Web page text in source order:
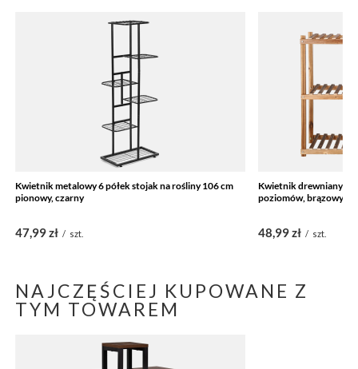
Kwietnik metalowy 6 półek stojak na rośliny 106 cm
pionowy, czarny
47,99 zł / szt.
Kwietnik drewniany
poziomów, brązowy
48,99 zł / szt.
NAJCZĘŚCIEJ KUPOWANE Z
TYM TOWAREM